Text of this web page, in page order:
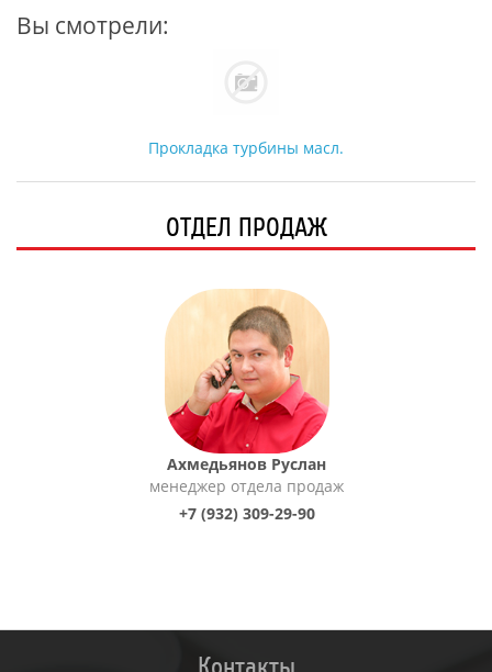
Вы смотрели:
Прокладка турбины масл.
ОТДЕЛ ПРОДАЖ
Ахмедьянов Руслан
менеджер отдела продаж
+7 (932) 309-29-90